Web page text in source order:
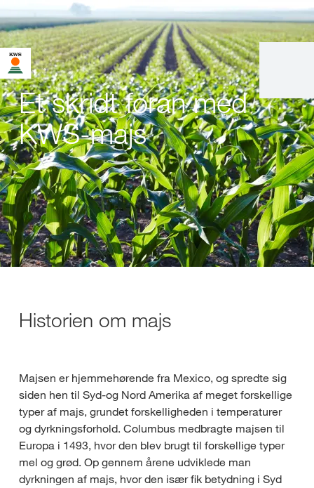
Et skridt foran med
KWS-majs
Historien om majs
Majsen er hjemmehørende fra Mexico, og spredte sig
siden hen til Syd-og Nord Amerika af meget forskellige
typer af majs, grundet forskelligheden i temperaturer
og dyrkningsforhold. Columbus medbragte majsen til
Europa i 1493, hvor den blev brugt til forskellige typer
mel og grød. Op gennem årene udviklede man
dyrkningen af majs, hvor den især fik betydning i Syd